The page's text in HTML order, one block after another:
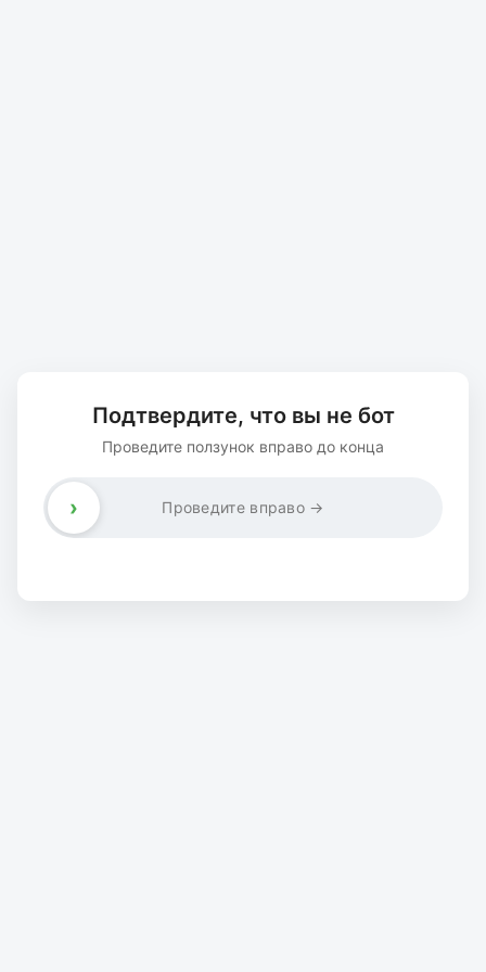
Подтвердите, что вы не бот
Проведите ползунок вправо до конца
Проведите вправо →
›